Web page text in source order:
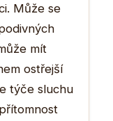
Může se
mít
ostřejší
týče sluchu